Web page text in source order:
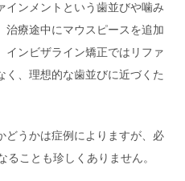
インメントという歯並びや噛み
治療途中にマウスピースを追加
インビザライン矯正ではリファ
く、理想的な歯並びに近づくた
どうかは症例によりますが、必
ことも珍しくありません。